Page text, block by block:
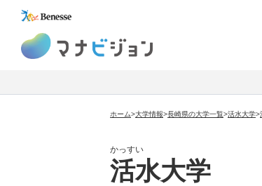
ホーム>大学情報>長崎県の大学一覧>活水大学>
かっすい
活水大学